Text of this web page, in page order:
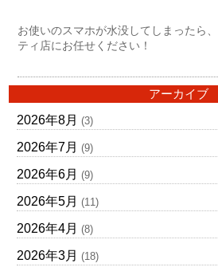
お使いのスマホが水没してしまったら
ティ店にお任せください！
アーカイブ
2026年8月 (3)
2026年7月 (9)
2026年6月 (9)
2026年5月 (11)
2026年4月 (8)
2026年3月 (18)